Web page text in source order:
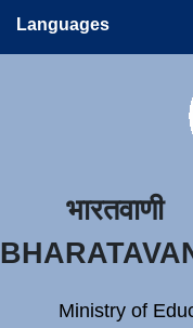
Languages
भारतवाणी
Ministry of